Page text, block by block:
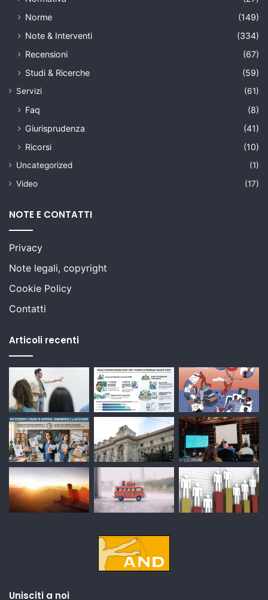
Norme
(149)
Note & Interventi
(334)
Recensioni
(67)
Studi & Ricerche
(59)
Servizi (61)
Faq
(8)
Giurisprudenza
(41)
Ricorsi
(10)
Uncategorized
(1)
Video
(17)
NOTE E CONTATTI
Privacy
Note legali, copyright
Cookie Policy
Contatti
Articoli recenti
Unisciti a noi